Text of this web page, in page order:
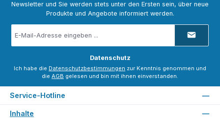
Newsletter und Sie werden stets unter den Ersten sein, über neue
Produkte und Angebote informiert werden.
Mail-
Adresse
Datenschutz
Ich habe die Datenschutzbestimmungen zur Kenntnis genommen und
die AGB gelesen und bin mit ihnen einverstanden.
Service-Hotline
Inhalte